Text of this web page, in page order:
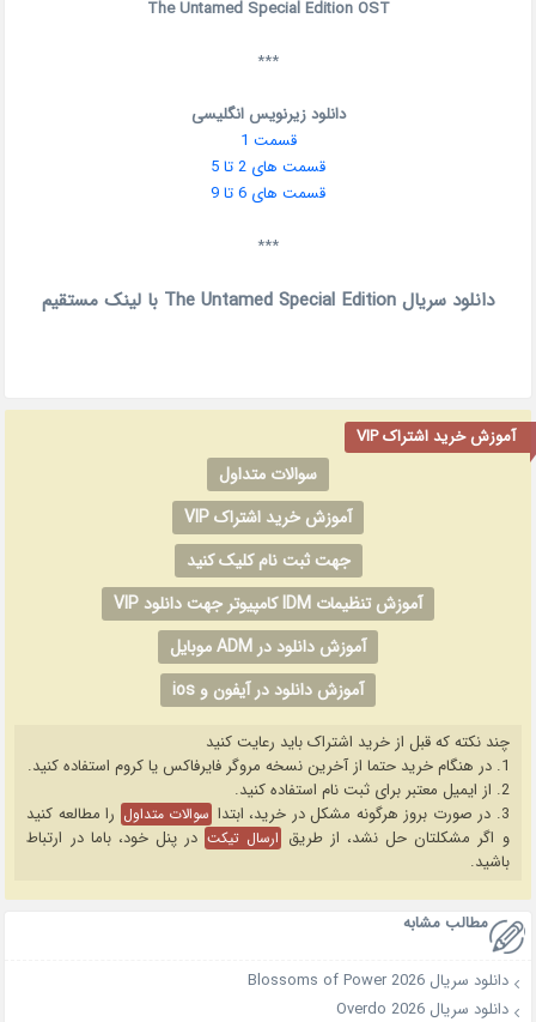
The Untamed Special Edition OST
***
دانلود زیرنویس انگلیسی
قسمت 1
قسمت های 2 تا 5
قسمت های 6 تا 9
***
دانلود سریال The Untamed Special Edition با لینک مستقیم
آموزش خرید اشتراک VIP
سوالات متداول
آموزش خرید اشتراک VIP
جهت ثبت نام کلیک کنید
آموزش تنظیمات IDM کامپیوتر جهت دانلود VIP
آموزش دانلود در ADM موبایل
آموزش دانلود در آیفون و ios
چند نکته که قبل از خرید اشتراک باید رعایت کنید
1. در هنگام خرید حتما از آخرین نسخه مروگر فایرفاکس یا کروم استفاده کنید.
2. از ایمیل معتبر برای ثبت نام استفاده کنید.
3. در صورت بروز هرگونه مشکل در خرید، ابتدا
سوالات متداول را مطالعه کنید
و اگر مشکلتان حل نشد، از طریق ارسال تیکت در پنل خود، باما در ارتباط
باشید.
مطالب مشابه
دانلود سریال Blossoms of Power 2026
دانلود سریال Overdo 2026